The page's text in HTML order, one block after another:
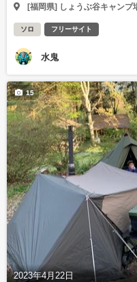
[福岡県] しょうぶ谷キャンプ
ソロ フリーサイト
水鬼
2023年4月22日
15